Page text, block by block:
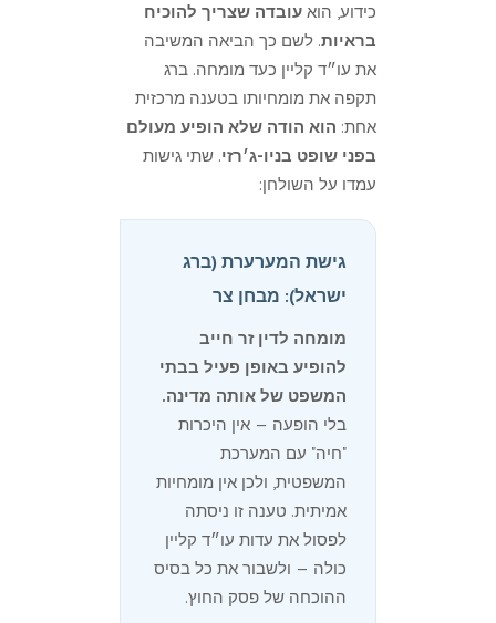
כידוע, הוא עובדה שצריך להוכיח
בראיות. לשם כך הביאה המשיבה
את עו״ד קליין כעד מומחה. ברג
תקפה את מומחיותו בטענה מרכזית
אחת: הוא הודה שלא הופיע מעולם
בפני שופט בניו-ג׳רזי. שתי גישות
עמדו על השולחן:
גישת המערערת (ברג
ישראל): מבחן צר
מומחה לדין זר חייב
להופיע באופן פעיל בבתי
המשפט של אותה מדינה.
בלי הופעה — אין היכרות
"חיה" עם המערכת
המשפטית, ולכן אין מומחיות
אמיתית. טענה זו ניסתה
לפסול את עדות עו״ד קליין
כולה — ולשבור את כל בסיס
ההוכחה של פסק החוץ.